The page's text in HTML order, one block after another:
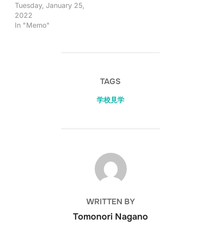
Tuesday, January 25,
2022
In "Memo"
TAGS
学校見学
POST AUTHOR
WRITTEN BY
Tomonori Nagano